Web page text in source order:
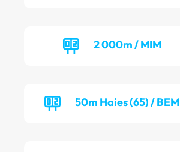
2 000m / MIM
50m Haies (65) / BEM